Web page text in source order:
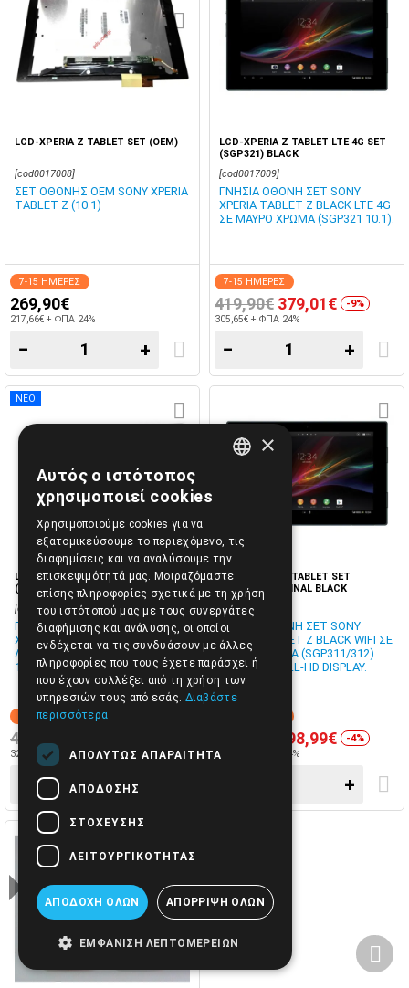
LCD-XPERIA Z TABLET SET (OEM)
[cod0017008]
ΣΕΤ ΟΘΟΝΗΣ OEM SONY XPERIA
TABLET Z (10.1)
7-15 ΗΜΕΡΕΣ
269,90€
217,66€ + ΦΠΑ 24%
− +
LCD-XPERIA Z TABLET LTE 4G SET
(SGP321) BLACK
[cod0017009]
ΓΝΗΣΙΑ ΟΘΟΝΗ ΣΕΤ SONY
XPERIA TABLET Z BLACK LTE 4G
ΣΕ ΜΑΥΡΟ ΧΡΩΜΑ (SGP321 10.1).
7-15 ΗΜΕΡΕΣ
419,90€ 379,01€
-9%
305,65€ + ΦΠΑ 24%
− +
ΝΕΟ
LCD-XPERIA Z TABLET WiFi SET
(SGP311/312) WHITE
[cod0017011]
ΓΝΗΣΙΑ ΟΘΟΝΗ ΣΕΤ SONY
XPERIA TABLET Z WHITE WIFI ΣΕ
ΛΕΥΚΟ ΧΡΩΜΑ (SGP311/312)
10.1-INCH FULL-HD DISPLAY.
7-15 ΗΜΕΡΕΣ
419,90€
321,77€ + ΦΠΑ 24%
LCD-XPERIA Z TABLET SET
(SGP311) ORIGINAL BLACK
[cod0017010]
ΓΝΗΣΙΑ ΟΘΟΝΗ ΣΕΤ SONY
XPERIA TABLET Z BLACK WIFI ΣΕ
ΜΑΥΡΟ ΧΡΩΜΑ (SGP311/312)
10.1-INCH FULL-HD DISPLAY.
398,99€
-4%
321,77€ + ΦΠΑ 24%
+
×
Αυτός ο ιστότοπος
χρησιμοποιεί cookies
Χρησιμοποιούμε cookies για να
εξατομικεύσουμε το περιεχόμενο, τις
διαφημίσεις και να αναλύσουμε την
επισκεψιμότητά μας. Μοιραζόμαστε
επίσης πληροφορίες σχετικά με τη χρήση
του ιστότοπού μας με τους συνεργάτες
διαφήμισης και ανάλυσης, οι οποίοι
ενδέχεται να τις συνδυάσουν με άλλες
πληροφορίες που τους έχετε παράσχει ή
που έχουν συλλέξει από τη χρήση των
υπηρεσιών τους από εσάς. Διαβάστε
περισσότερα
ΑΠΟΛΎΤΩΣ ΑΠΑΡΑΊΤΗΤΑ
ΑΠΌΔΟΣΗΣ
ΣΤΌΧΕΥΣΗΣ
ΛΕΙΤΟΥΡΓΙΚΌΤΗΤΑΣ
ΑΠΟΔΟΧΉ ΌΛΩΝ ΑΠΌΡΡΙΨΗ ΌΛΩΝ
ΕΜΦΆΝΙΣΗ ΛΕΠΤΟΜΕΡΕΙΏΝ